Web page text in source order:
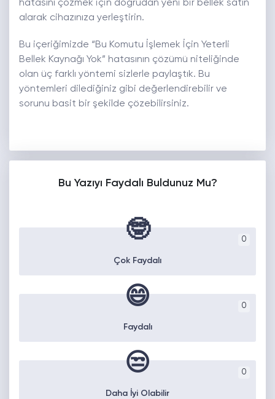
hatasını çözmek için doğrudan yeni bir bellek satın
alarak cihazınıza yerleştirin.
Bu içeriğimizde “Bu Komutu İşlemek İçin Yeterli
Bellek Kaynağı Yok” hatasının çözümü niteliğinde
olan üç farklı yöntemi sizlerle paylaştık. Bu
yöntemleri dilediğiniz gibi değerlendirebilir ve
sorunu basit bir şekilde çözebilirsiniz.
Bu Yazıyı Faydalı Buldunuz Mu?
0
🤓
Çok Faydalı
0
😄
Faydalı
0
😒
Daha İyi Olabilir